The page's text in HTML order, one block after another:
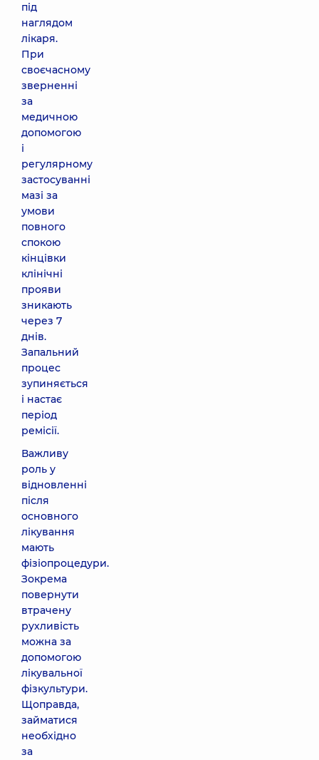
під
наглядом
лікаря.
При
своєчасному
зверненні
за
медичною
допомогою
і
регулярному
застосуванні
мазі за
умови
повного
спокою
кінцівки
клінічні
прояви
зникають
через 7
днів.
Запальний
процес
зупиняється
і настає
період
ремісії.
Важливу
роль у
відновленні
після
основного
лікування
мають
фізіопроцедури.
Зокрема
повернути
втрачену
рухливість
можна за
допомогою
лікувальної
фізкультури.
Щоправда,
займатися
необхідно
за